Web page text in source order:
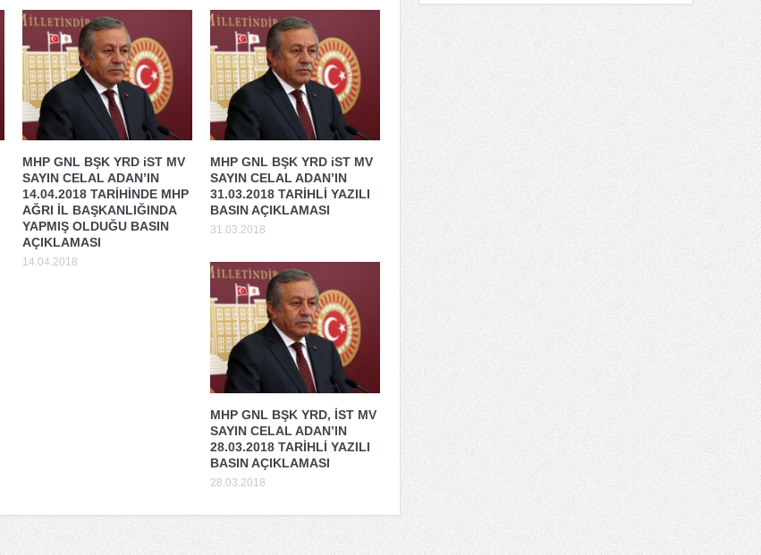
MHP GNL BŞK YRD iST MV
SAYIN CELAL ADAN’IN
14.04.2018 TARİHİNDE MHP
AĞRI İL BAŞKANLIĞINDA
YAPMIŞ OLDUĞU BASIN
AÇIKLAMASI
14.04.2018
MHP GNL BŞK YRD iST MV
SAYIN CELAL ADAN’IN
31.03.2018 TARİHLİ YAZILI
BASIN AÇIKLAMASI
31.03.2018
MHP GNL BŞK YRD, İST MV
SAYIN CELAL ADAN’IN
28.03.2018 TARİHLİ YAZILI
BASIN AÇIKLAMASI
28.03.2018